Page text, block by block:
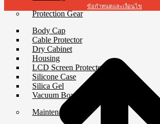
Protection Gear
Body Cap
Cable Protector
Dry Cabinet
Housing
LCD Screen Protector
Silicone Case
Silica Gel
Vacuum Box
Maintenance
ข้อกำหนดและเงื่อนไข